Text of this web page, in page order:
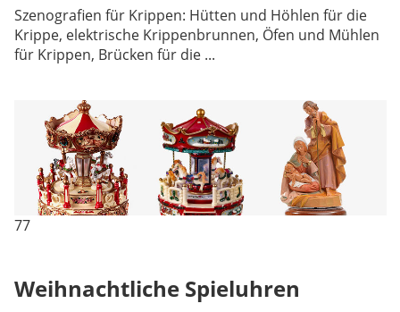
Szenografien für Krippen: Hütten und Höhlen für die
Krippe, elektrische Krippenbrunnen, Öfen und Mühlen
für Krippen, Brücken für die ...
77
Weihnachtliche Spieluhren